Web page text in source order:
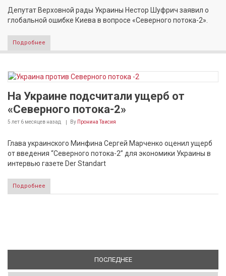
Депутат Верховной рады Украины Нестор Шуфрич заявил о
глобальной ошибке Киева в вопросе «Северного потока-2».
Подробнее
На Украине подсчитали ущерб от
«Северного потока-2»
5 лет 6 месяцев назад By Пронина Таисия
Глава украинского Минфина Сергей Марченко оценил ущерб
от введения “Северного потока-2” для экономики Украины в
интервью газете Der Standart
Подробнее
ПОСЛЕДНЕЕ(АКТИВНАЯ ВКЛАДКА)